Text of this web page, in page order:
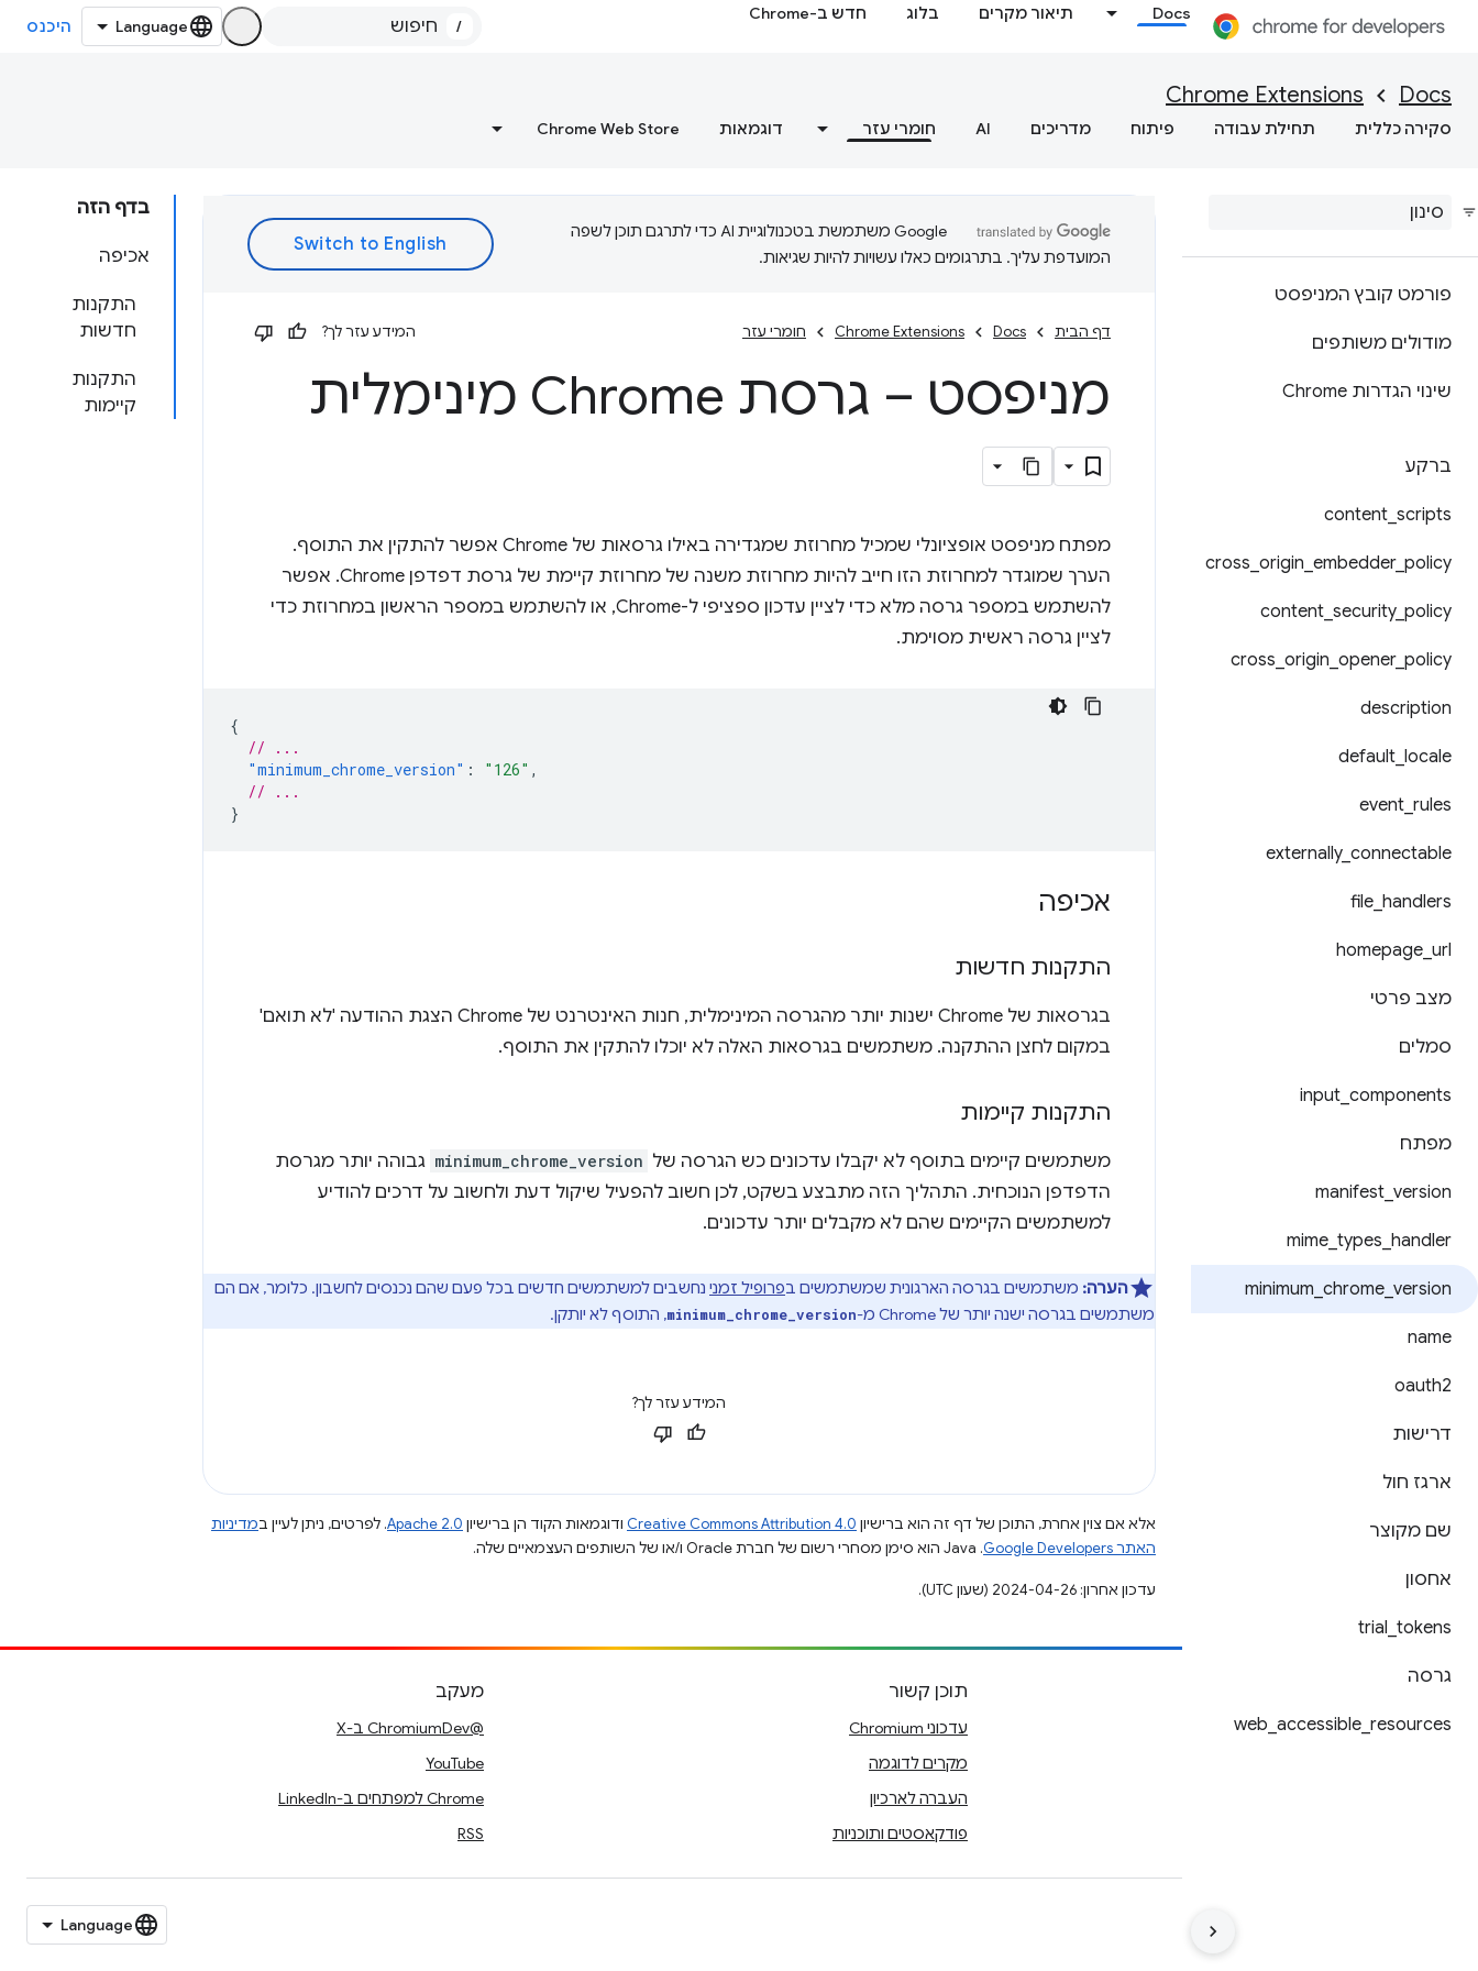
Docs תיאור מקרים בלוג חדש ב-Chrome
/ היכנס
Docs
Chrome Extensions
סקירה כללית תחילת עבודה פיתוח מדריכים AI חומרי עזר דוגמאות Chrome Web Store
פורמט קובץ המניפסט
מודולים משותפים
שינוי הגדרות Chrome
ברקע
content scripts
cross origin embedder_ policy
content security_ policy
cross origin opener_ policy
description
default locale
event rules
externally_ connectable
file handlers
homepage url
מצב פרטי
סמלים
input components
מפתח
manifest version
mime types handler
minimum chrome version
name
oauth2
דרישות
ארגז חול
שם מקוצר
אחסון
trial tokens
גרסה
web accessible resources
בדף הזה
אכיפה
התקנות
חדשות
התקנות
קיימות
‫Google משתמשת בטכנולוגיית AI כדי לתרגם תוכן לשפה
המועדפת עליך. בתרגומים כאלו עשויות להיות שגיאות.
דף הבית Docs
Chrome Extensions חומרי עזר המידע עזר לך?
מניפסט – גרסת Chrome מינימלית
מפתח מניפסט אופציונלי שמכיל מחרוזת שמגדירה באילו גרסאות של Chrome אפשר להתקין את התוסף.
הערך שמוגדר למחרוזת הזו חייב להיות מחרוזת משנה של מחרוזת קיימת של גרסת דפדפן Chrome. אפשר
להשתמש במספר גרסה מלא כדי לציין עדכון ספציפי ל-Chrome, או להשתמש במספר הראשון במחרוזת כדי
לציין גרסה ראשית מסוימת.
{
// ...
"minimum_chrome_version" : "126" ,
// ...
}
אכיפה
התקנות חדשות
בגרסאות של Chrome ישנות יותר מהגרסה המינימלית, חנות האינטרנט של Chrome הצגת ההודעה 'לא תואם'
במקום לחצן ההתקנה. משתמשים בגרסאות האלה לא יוכלו להתקין את התוסף.
התקנות קיימות
משתמשים קיימים בתוסף לא יקבלו עדכונים כש הגרסה של minimum_chrome_version גבוהה יותר מגרסת
הדפדפן הנוכחית. התהליך הזה מתבצע בשקט, לכן חשוב להפעיל שיקול דעת ולחשוב על דרכים להודיע
למשתמשים הקיימים שהם לא מקבלים יותר עדכונים.
הערה: משתמשים בגרסה הארגונית שמשתמשים בפרופיל זמני נחשבים למשתמשים חדשים בכל פעם שהם נכנסים לחשבון. כלומר, אם הם
משתמשים בגרסה ישנה יותר של Chrome מ-
minimum_chrome_version, התוסף לא יותקן.
המידע עזר לך?
אלא אם צוין אחרת, התוכן של דף זה הוא ברישיון Creative Commons Attribution 4.0 ודוגמאות הקוד הן ברישיון Apache 2.0. לפרטים, ניתן לעיין במדיניות
האתר Google Developers‏
.‏ Java הוא סימן מסחרי רשום של חברת Oracle ו/או של השותפים העצמאיים שלה.
עדכון אחרון: 2024-04-26 (שעון UTC).
דיווח על באג
תוכן קשור
עדכוני Chromium
מקרים לדוגמה
העברה לארכיון
פודקאסטים ותוכניות
מעקב
@ChromiumDev ב-X
YouTube
Chrome למפתחים ב-LinkedIn
RSS